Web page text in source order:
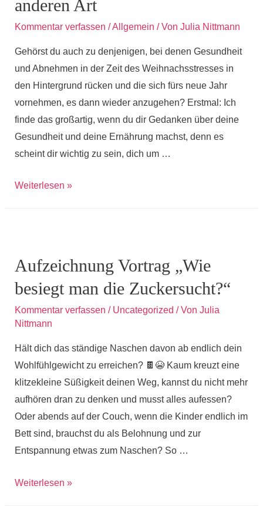
essen
anderen Art
Kommentar verfassen /Allgemein / Von Julia Nittmann
Gehörst du auch zu denjenigen, bei denen Gesundheit
und Abnehmen in der Zeit des Weihnachsstresses in
den Hintergrund rücken und die sich fürs neue Jahr
vornehmen, es dann wieder anzugehen? Erstmal: Ich
finde das großartig, wenn du dir Gedanken über deine
Gesundheit und deine Ernährung machst, denn es
scheint dir wichtig zu sein, dich um …
5
Art
Weiterlesen »
Aufzeichnung Vortrag „Wie
besiegt man die Zuckersucht?“
Kommentar verfassen / Uncategorized / Von Julia
Nittmann
Hält dich das ständige Naschen davon ab endlich dein
Wohlfühlgewicht zu erreichen? 🍫😭 Kaum kreuzt eine
klitzekleine Süßigkeit deinen Weg, kannst du nicht mehr
aufhören dran zu denken und musst alles aufessen?
Oder abends auf der Couch, wenn die Kinder endlich im
Bett sind, brauchst du als Belohnung und zur
Entspannung etwas zum Naschen? So …
Aufzeichnung
Weiterlesen »